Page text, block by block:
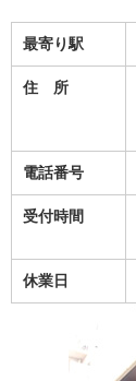
最寄り駅
住 所
電話番号
受付時間
休業日